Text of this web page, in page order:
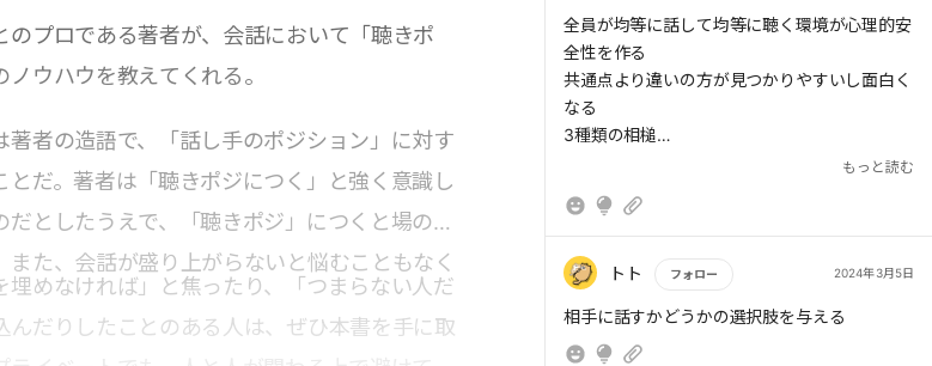
プロである著者が、会話において「聴きポ
ウハウを教えてくれる。
者の造語で、「話し手のポジション」に対す
とだ。著者は「聴きポジにつく」と強く意識し
としたうえで、「聴きポジ」につくと場の主
た、会話が盛り上がらないと悩むこともなく
埋めなければ」と焦ったり、「つまらない人だ
んだりしたことのある人は、ぜひ本書を手に取
> その代表が「自慢話」だ。相手が遠慮したり
恥じらったり空気を読んだりして、自慢話を遠
ルカムです!」という気持ちをアピールしよ
う。
> まずは、自分と異なる意見を知ることができ
たこと、つまり「情報」を得られたことのお礼
もっと読む
全員が均等に話して均等に聴く環境が心理的安
全性を作る
共通点より違いの方が見つかりやすいし面白く
なる
3種類の相槌
・共感「話を聴いていますよ」「おもしろい
・問う 映像としてイメージできるくらい問
・深める 相手の発言の気になる部分を抽出
初対面の相手とエレベータホールまで歩くと
き：相手の周辺情報を話題に出す
もっと読む
トト フォロー 2024年3月5日
もっと読む
相手に話すかどうかの選択肢を与える